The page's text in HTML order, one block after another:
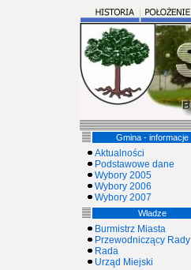
Gmina - informacje
Aktualności
Podstawowe dane
Wybory 2005
Wybory 2006
Wybory 2007
Władze
Burmistrz Miasta
Przewodniczący Rady
Rada
Urząd Miejski